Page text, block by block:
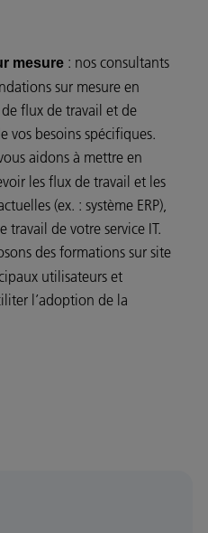
mesure : nos consultants
sur mesure en
flux de travail et de
vos besoins spécifiques.
aidons à mettre en
les flux de travail et les
(ex. : système ERP),
travail de votre service IT.
des formations sur site
utilisateurs et
l’adoption de la